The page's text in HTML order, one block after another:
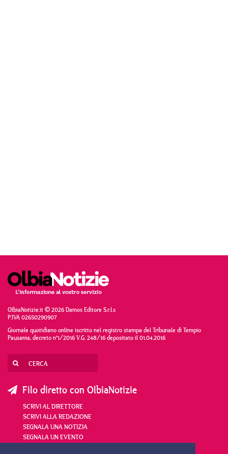
OlbiaNotizie.it © 2026 Damos Editore S.r.l.s
P.IVA 02650290907
Giornale quotidiano online iscritto nel registro stampa del Tribunale di Tempio
Pausania, decreto n°1/2016 V.G. 248/16 depositato il 01.04.2016
Filo diretto con OlbiaNotizie
SCRIVI AL DIRETTORE
SCRIVI ALLA REDAZIONE
SEGNALA UNA NOTIZIA
SEGNALA UN EVENTO